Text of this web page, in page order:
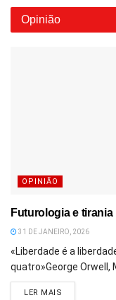
Opinião
OPINIÃO
Futurologia e tirania
31 DE JANEIRO, 2026
«Liberdade é a
quatro»George Orwell,
LER MAIS